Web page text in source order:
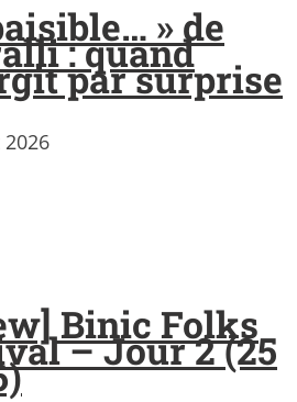
» de
: quand
par surprise
Binic Folks
– Jour 2 (25